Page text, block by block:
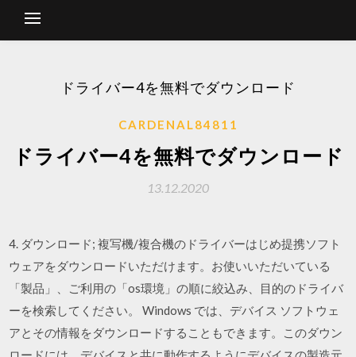
ドライバー4を無料でダウンロード
CARDENAL84811
ドライバー4を無料でダウンロード
13.12.2020
4. ダウンロード; 複写機/複合機のドライバーはじめ提携ソフト
ウェアをダウンロードいただけます。お使いいただいている
「製品」、ご利用の「os環境」の順に絞込み、目的のドライバ
ーを検索してください。 Windows では、デバイス ソフトウェ
アとその情報をダウンロードすることもできます。このダウン